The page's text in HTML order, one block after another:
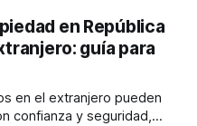
en República
guía para
en el extranjero pueden
confianza y seguridad,